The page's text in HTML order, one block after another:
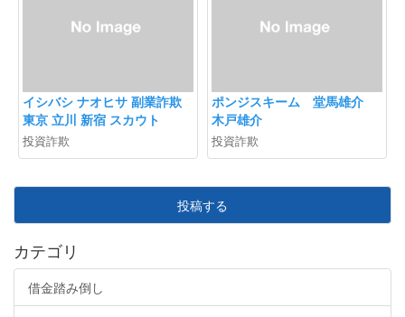
イシバシ ナオヒサ 副業詐欺
東京 立川 新宿 スカウト
投資詐欺
ポンジスキーム 堂馬雄介
木戸雄介
投資詐欺
投稿する
カテゴリ
借金踏み倒し